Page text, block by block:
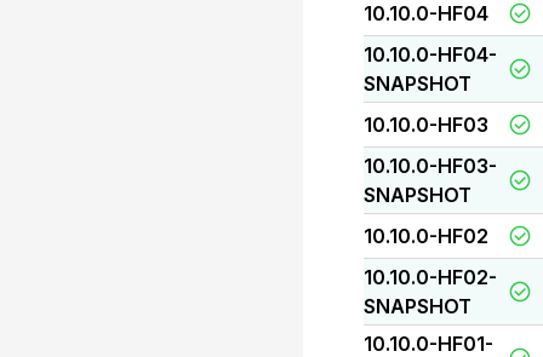
10.10.0-HF04
10.10.0-HF04-
SNAPSHOT
10.10.0-HF03
10.10.0-HF03-
SNAPSHOT
10.10.0-HF02
10.10.0-HF02-
SNAPSHOT
10.10.0-HF01-